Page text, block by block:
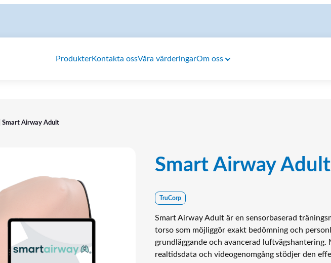
ProdukterKontakta ossVåra värderingarOm oss
|Smart Airway Adult
Smart Airway Adult
TruCorp
Smart Airway Adult är en sensorbaserad
torso som möjliggör exakt bedömning och
grundläggande och avancerad luftvägshantering.
realtidsdata och videogenomgång stödjer den